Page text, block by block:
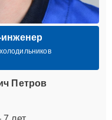
Петров